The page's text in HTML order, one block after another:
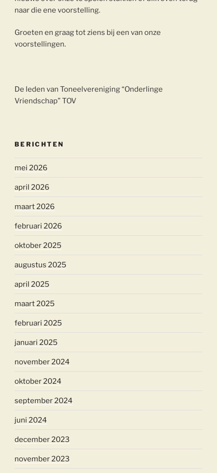
naar die ene voorstelling.
Groeten en graag tot ziens bij een van onze
voorstellingen.
De leden van Toneelvereniging “Onderlinge
Vriendschap” TOV
BERICHTEN
mei 2026
april 2026
maart 2026
februari 2026
oktober 2025
augustus 2025
april 2025
maart 2025
februari 2025
januari 2025
november 2024
oktober 2024
september 2024
juni 2024
december 2023
november 2023